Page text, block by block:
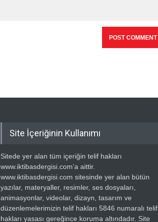
Site İçeriğinin Kullanımı
Sitede yer alan tüm içeriğin telif hakları
www.iktibasdergisi.com’a aittir.
www.iktibasdergisi.com sitesinde yer alan bütün
yazılar, materyaller, resimler, ses dosyaları,
animasyonlar, videolar, dizayn, tasarım ve
düzenlemelerimizin telif hakları 5846 numaralı telif
hakları yasası gereğince koruma altındadır. Site